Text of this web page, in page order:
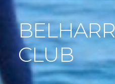
CLUB